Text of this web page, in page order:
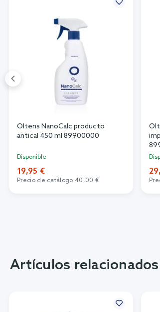
Oltens NanoCalc producto
antical 450 ml 89900000
Disponible
19,95 €
Precio de catálogo:40,00 €
Artículos relacionados